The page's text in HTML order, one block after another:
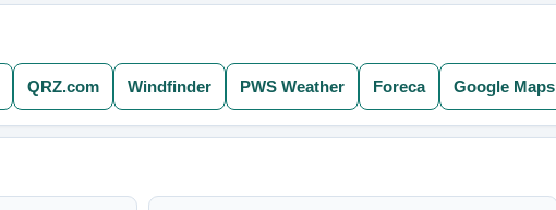
QRZ.com Windfinder PWS Weather Foreca Google Maps